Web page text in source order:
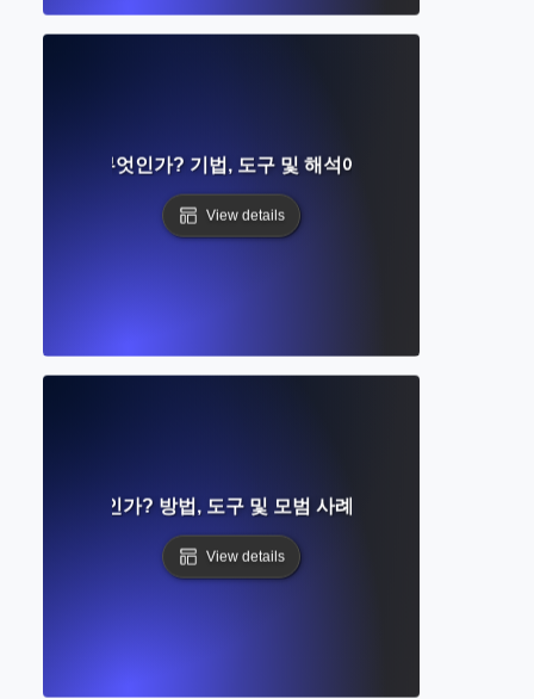
분석이란 무엇인가? 기법, 도구 및 해석에 대한 완벽한 개요
View details
이란 무엇인가? 방법, 도구 및 모범 사례에 대한 단계별 가이
View details